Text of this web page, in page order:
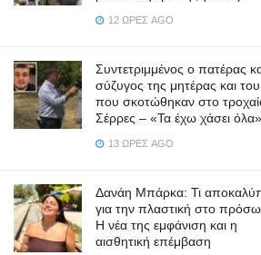
12 ΏΡΕΣ AGO
Συντετριμμένος ο πατέρας
σύζυγος της μητέρας και του
που σκοτώθηκαν στο
Σέρρες – «Τα έχω χάσει όλα»
13 ΏΡΕΣ AGO
Δανάη Μπάρκα: Τι
για την πλαστική στο
Η νέα της εμφάνιση και η
αισθητική επέμβαση